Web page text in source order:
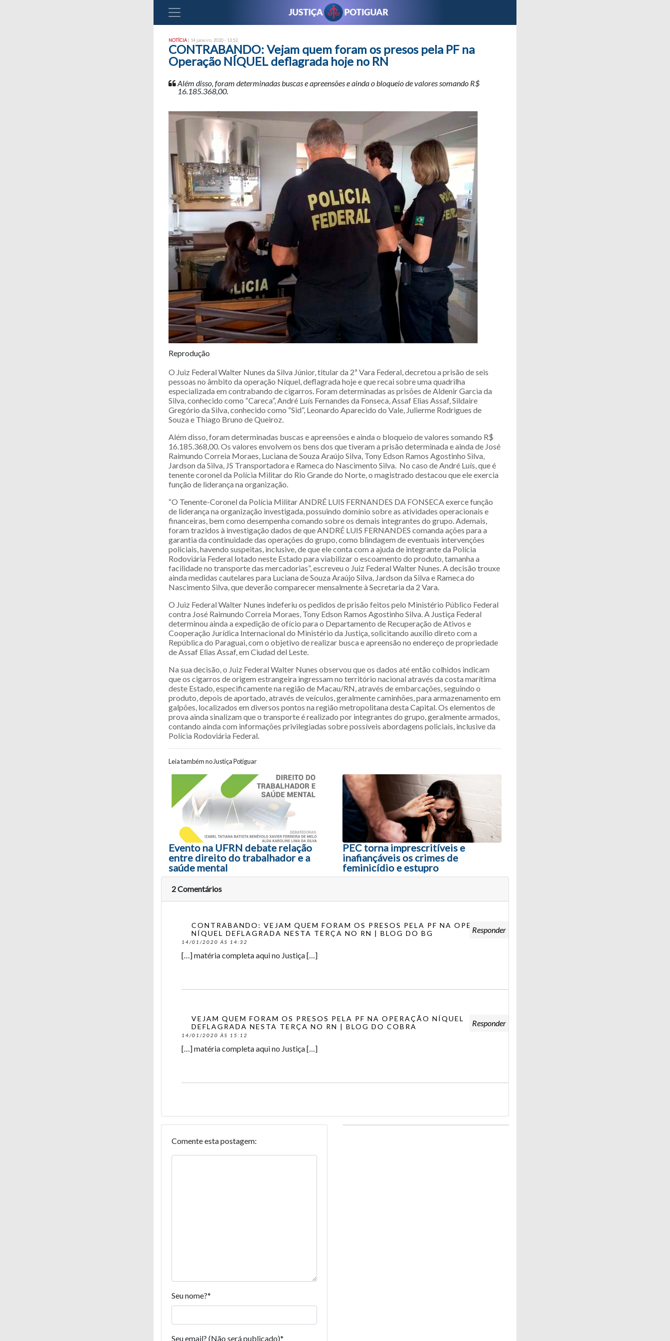
NOTÍCIA | 14 janeiro, 2020 - 13:52
CONTRABANDO: Vejam quem foram os presos pela PF na
Operação NÍQUEL deflagrada hoje no RN
Além disso, foram determinadas buscas e apreensões e ainda o bloqueio de valores somando R$
16.185.368,00.
Reprodução
O Juiz Federal Walter Nunes da Silva Júnior, titular da 2ª Vara Federal, decretou a prisão de seis
pessoas no âmbito da operação Níquel, deflagrada hoje e que recai sobre uma quadrilha
especializada em contrabando de cigarros. Foram determinadas as prisões de Aldenir Garcia da
Silva, conhecido como “Careca”, André Luís Fernandes da Fonseca, Assaf Elias Assaf, Sildaire
Gregório da Silva, conhecido como “Sid”, Leonardo Aparecido do Vale, Julierme Rodrigues de
Souza e Thiago Bruno de Queiroz.
Além disso, foram determinadas buscas e apreensões e ainda o bloqueio de valores somando R$
16.185.368,00. Os valores envolvem os bens dos que tiveram a prisão determinada e ainda de José
Raimundo Correia Moraes, Luciana de Souza Araújo Silva, Tony Edson Ramos Agostinho Silva,
Jardson da Silva, JS Transportadora e Rameca do Nascimento Silva. No caso de André Luís, que é
tenente coronel da Polícia Militar do Rio Grande do Norte, o magistrado destacou que ele exercia
função de liderança na organização.
“O Tenente-Coronel da Polícia Militar ANDRÉ LUIS FERNANDES DA FONSECA exerce função
de liderança na organização investigada, possuindo domínio sobre as atividades operacionais e
financeiras, bem como desempenha comando sobre os demais integrantes do grupo. Ademais,
foram trazidos à investigação dados de que ANDRÉ LUIS FERNANDES comanda ações para a
garantia da continuidade das operações do grupo, como blindagem de eventuais intervenções
policiais, havendo suspeitas, inclusive, de que ele conta com a ajuda de integrante da Polícia
Rodoviária Federal lotado neste Estado para viabilizar o escoamento do produto, tamanha a
facilidade no transporte das mercadorias”, escreveu o Juiz Federal Walter Nunes. A decisão trouxe
ainda medidas cautelares para Luciana de Souza Araújo Silva, Jardson da Silva e Rameca do
Nascimento Silva, que deverão comparecer mensalmente à Secretaria da 2 Vara.
O Juiz Federal Walter Nunes indeferiu os pedidos de prisão feitos pelo Ministério Público Federal
contra José Raimundo Correia Moraes, Tony Edson Ramos Agostinho Silva. A Justiça Federal
determinou ainda a expedição de ofício para o Departamento de Recuperação de Ativos e
Cooperação Jurídica Internacional do Ministério da Justiça, solicitando auxílio direto com a
República do Paraguai, com o objetivo de realizar busca e apreensão no endereço de propriedade
de Assaf Elias Assaf, em Ciudad del Leste.
Na sua decisão, o Juiz Federal Walter Nunes observou que os dados até então colhidos indicam
que os cigarros de origem estrangeira ingressam no território nacional através da costa marítima
deste Estado, especificamente na região de Macau/RN, através de embarcações, seguindo o
produto, depois de aportado, através de veículos, geralmente caminhões, para armazenamento em
galpões, localizados em diversos pontos na região metropolitana desta Capital. Os elementos de
prova ainda sinalizam que o transporte é realizado por integrantes do grupo, geralmente armados,
contando ainda com informações privilegiadas sobre possíveis abordagens policiais, inclusive da
Polícia Rodoviária Federal.
Leia também no Justiça Potiguar
Navegação entre posts
Evento na UFRN debate relação
entre direito do trabalhador e a
saúde mental
PEC torna imprescritíveis e
inafiançáveis os crimes de
feminicídio e estupro
2 Comentários
CONTRABANDO: VEJAM QUEM FORAM OS PRESOS PELA PF NA OPERAÇÃO
NÍQUEL DEFLAGRADA NESTA TERÇA NO RN | BLOG DO BG
14/01/2020 ÀS 14:32
[…] matéria completa aqui no Justiça […]
Responder
VEJAM QUEM FORAM OS PRESOS PELA PF NA OPERAÇÃO NÍQUEL
DEFLAGRADA NESTA TERÇA NO RN | BLOG DO COBRA
14/01/2020 ÀS 15:12
[…] matéria completa aqui no Justiça […]
Responder
Comente esta postagem:
Seu nome?*
Seu email? (Não será publicado)*